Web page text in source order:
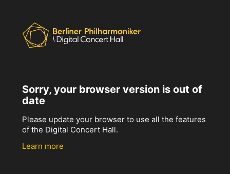
Sorry, your browser version is out of
date
Please update your browser to use all the features
of the Digital Concert Hall.
Learn more